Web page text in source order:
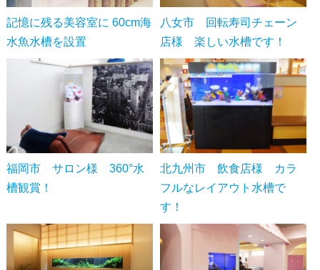
記憶に残る美容室に 60cm海
水魚水槽を設置
八女市 回転寿司チェーン
店様 楽しい水槽です！
福岡市 サロン様 360°水
槽観賞！
北九州市 飲食店様 カラ
フルなレイアウト水槽で
す！